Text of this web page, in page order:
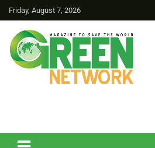
Friday, August 7, 2026